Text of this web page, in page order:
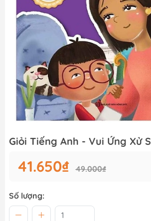
Giỏi Tiếng Anh - Vui Ứng Xử
41.650₫ 49.000₫
Số lượng: